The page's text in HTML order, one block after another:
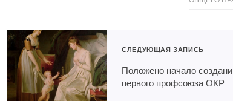
СЛЕДУЮЩАЯ ЗАПИСЬ
Положено начало
первого профсоюза ОКР